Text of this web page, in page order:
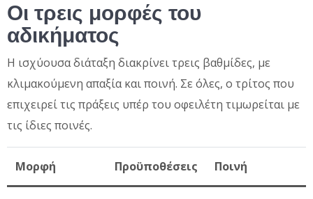
Οι τρεις μορφές του
αδικήματος
Η ισχύουσα διάταξη διακρίνει τρεις βαθμίδες, με
κλιμακούμενη απαξία και ποινή. Σε όλες, ο τρίτος που
επιχειρεί τις πράξεις υπέρ του οφειλέτη τιμωρείται με
τις ίδιες ποινές.
Μορφή Προϋποθέσεις Ποινή